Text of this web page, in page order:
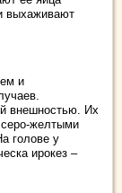
выхаживают
и
внешностью. Их
желтыми
голове у
ирокез –